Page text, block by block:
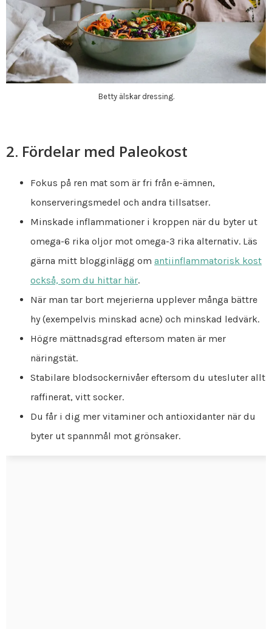
Betty älskar dressing.
2. Fördelar med Paleokost
Fokus på ren mat som är fri från e-ämnen,
konserveringsmedel och andra tillsatser.
Minskade inflammationer i kroppen när du byter ut
omega-6 rika oljor mot omega-3 rika alternativ. Läs
gärna mitt blogginlägg om antiinflammatorisk kost
också, som du hittar här.
När man tar bort mejerierna upplever många bättre
hy (exempelvis minskad acne) och minskad ledvärk.
Högre mättnadsgrad eftersom maten är mer
näringstät.
Stabilare blodsockernivåer eftersom du utesluter allt
raffinerat, vitt socker.
Du får i dig mer vitaminer och antioxidanter när du
byter ut spannmål mot grönsaker.